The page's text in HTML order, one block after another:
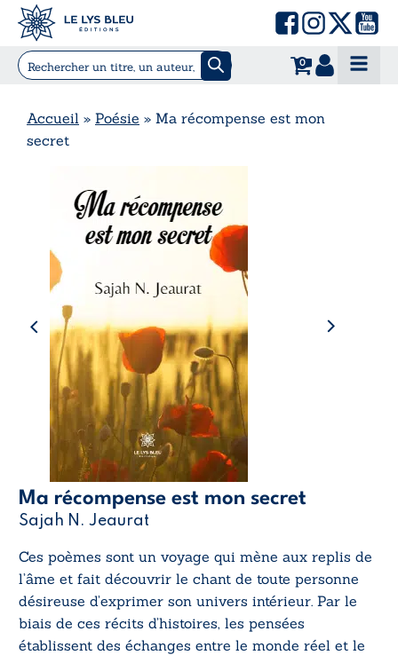
0
Accueil » Poésie » Ma récompense est mon
secret
Ma récompense est mon secret
Sajah N. Jeaurat
Ces poèmes sont un voyage qui mène aux replis de
l’âme et fait découvrir le chant de toute personne
désireuse d’exprimer son univers intérieur. Par le
biais de ces récits d’histoires, les pensées
établissent des échanges entre le monde réel et le